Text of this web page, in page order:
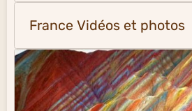
France Vidéos et photos